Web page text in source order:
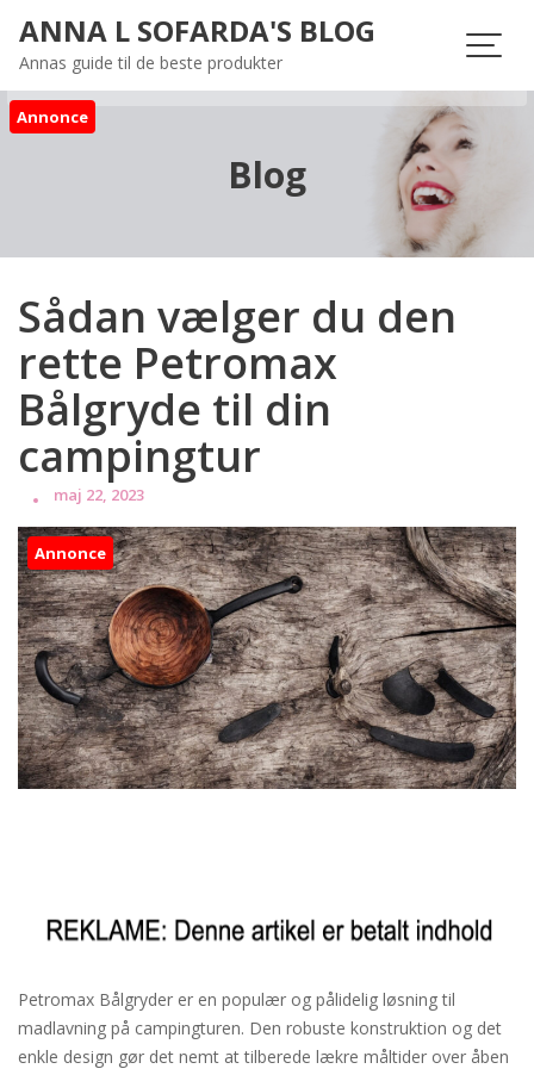
content
ANNA L SOFARDA'S BLOG
Annas guide til de beste produkter
Annonce
Blog
Sådan vælger du den
rette Petromax
Bålgryde til din
campingtur
maj 22, 2023
Annonce
Petromax Bålgryder er en populær og pålidelig løsning til
madlavning på campingturen. Den robuste konstruktion og det
enkle design gør det nemt at tilberede lækre måltider over åben